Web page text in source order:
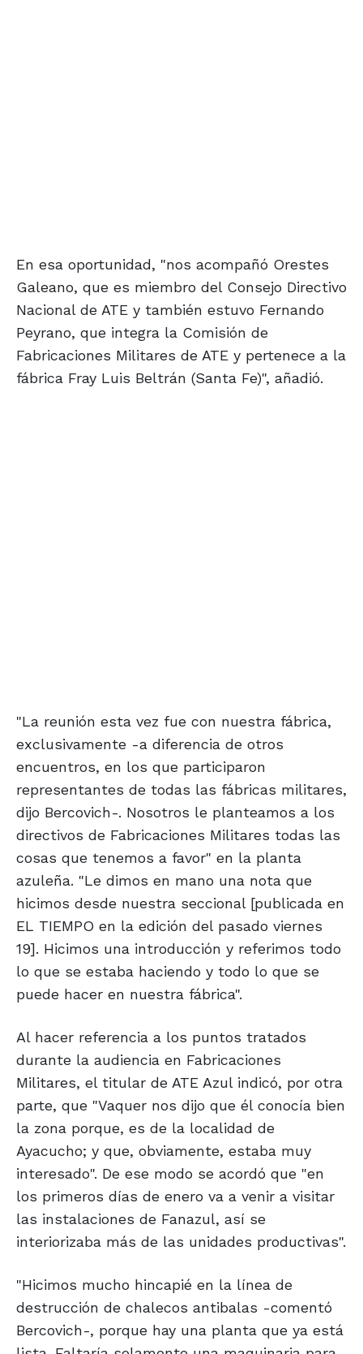
En esa oportunidad, "nos acompañó Orestes
Galeano, que es miembro del Consejo Directivo
Nacional de ATE y también estuvo Fernando
Peyrano, que integra la Comisión de
Fabricaciones Militares de ATE y pertenece a la
fábrica Fray Luis Beltrán (Santa Fe)", añadió.
"La reunión esta vez fue con nuestra fábrica,
exclusivamente -a diferencia de otros
encuentros, en los que participaron
representantes de todas las fábricas militares,
dijo Bercovich-. Nosotros le planteamos a los
directivos de Fabricaciones Militares todas las
cosas que tenemos a favor" en la planta
azuleña. "Le dimos en mano una nota que
hicimos desde nuestra seccional [publicada en
EL TIEMPO en la edición del pasado viernes
19]. Hicimos una introducción y referimos todo
lo que se estaba haciendo y todo lo que se
puede hacer en nuestra fábrica".
Al hacer referencia a los puntos tratados
durante la audiencia en Fabricaciones
Militares, el titular de ATE Azul indicó, por otra
parte, que "Vaquer nos dijo que él conocía bien
la zona porque, es de la localidad de
Ayacucho; y que, obviamente, estaba muy
interesado". De ese modo se acordó que "en
los primeros días de enero va a venir a visitar
las instalaciones de Fanazul, así se
interiorizaba más de las unidades productivas".
"Hicimos mucho hincapié en la línea de
destrucción de chalecos antibalas -comentó
Bercovich-, porque hay una planta que ya está